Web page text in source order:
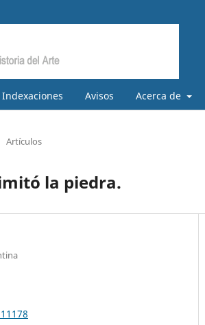
Indexaciones Avisos Acerca de
Artículos
la piedra.